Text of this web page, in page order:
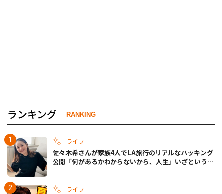
ランキング RANKING
ライフ
佐々木希さんが家族4人でLA旅行のリアルなパッキング
公開「何があるかわからないから、人生」いざというと
ライフ